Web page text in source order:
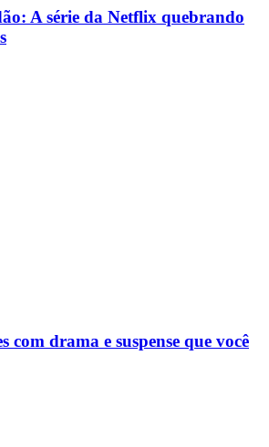
A série da Netflix quebrando
com drama e suspense que você